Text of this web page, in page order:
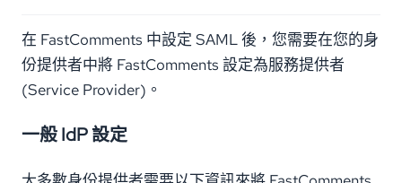
在 FastComments 中設定 SAML 後，您需要在您的身
份提供者中將 FastComments 設定為服務提供者
(Service Provider)。
一般 IdP 設定